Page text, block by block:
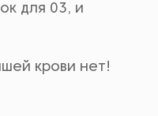
для 03, и
крови нет!